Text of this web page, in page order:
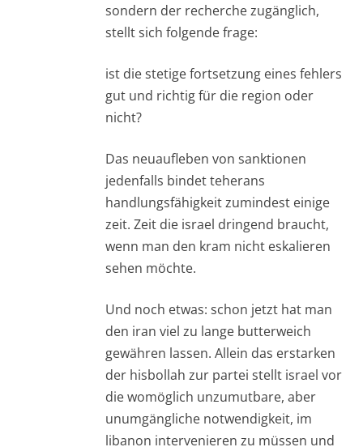
sondern der recherche zugänglich,
stellt sich folgende frage:
ist die stetige fortsetzung eines fehlers
gut und richtig für die region oder
nicht?
Das neuaufleben von sanktionen
jedenfalls bindet teherans
handlungsfähigkeit zumindest einige
zeit. Zeit die israel dringend braucht,
wenn man den kram nicht eskalieren
sehen möchte.
Und noch etwas: schon jetzt hat man
den iran viel zu lange butterweich
gewähren lassen. Allein das erstarken
der hisbollah zur partei stellt israel vor
die womöglich unzumutbare, aber
unumgängliche notwendigkeit, im
libanon intervenieren zu müssen und